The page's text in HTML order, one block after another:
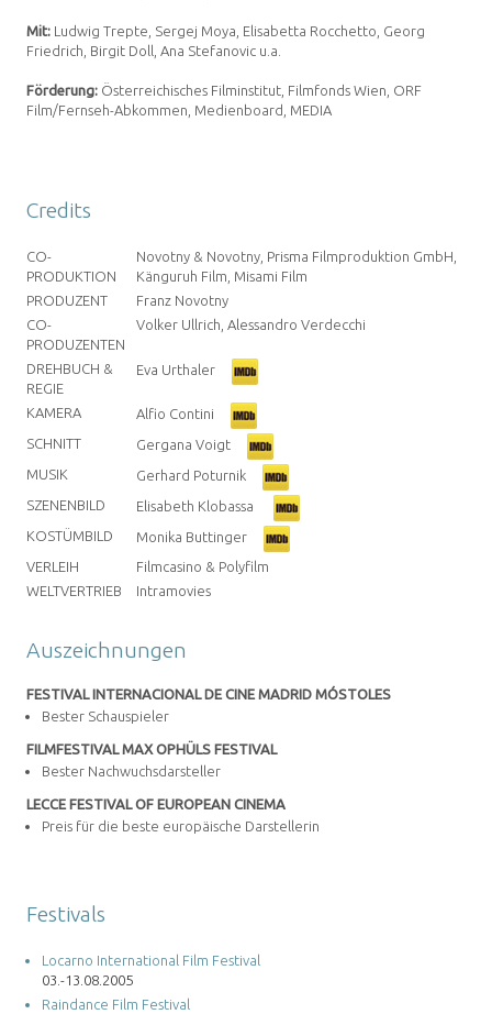
Mit: Ludwig Trepte, Sergej Moya, Elisabetta Rocchetto, Georg
Friedrich, Birgit Doll, Ana Stefanovic u.a.
Förderung: Österreichisches Filminstitut, Filmfonds Wien, ORF
Film/Fernseh-Abkommen , Medienboard, MEDIA
Credits
CO-
PRODUKTION
Novotny & Novotny, Prisma Filmproduktion GmbH,
Känguruh Film, Misami Film
PRODUZENT
Franz Novotny
CO-
PRODUZENTEN
Volker Ullrich, Alessandro Verdecchi
DREHBUCH &
REGIE
Eva Urthaler
KAMERA
Alfio Contini
SCHNITT
Gergana Voigt
MUSIK
Gerhard Poturnik
SZENENBILD
Elisabeth Klobassa
KOSTÜMBILD
Monika Buttinger
VERLEIH
Filmcasino & Polyfilm
WELTVERTRIEB
Intramovies
Auszeichnungen
FESTIVAL INTERNACIONAL DE CINE MADRID MÓSTOLES
Bester Schauspieler
FILMFESTIVAL MAX OPHÜLS FESTIVAL
Bester Nachwuchsdarsteller
LECCE FESTIVAL OF EUROPEAN CINEMA
Preis für die beste europäische Darstellerin
Festivals
Locarno International Film Festival
03.-13.08.2005
Raindance Film Festival